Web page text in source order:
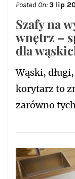
Posted On:3 lip
Szafy na
wnętrz –
dla
Wąski,
korytarz to
zarówno